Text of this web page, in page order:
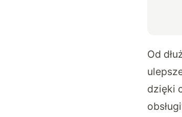
Od
dzięki